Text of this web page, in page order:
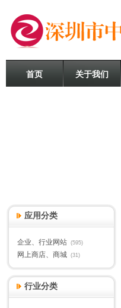
首页 关于我们
应用分类
企业、行业网站 (595)
网上商店、商城 (31)
行业分类